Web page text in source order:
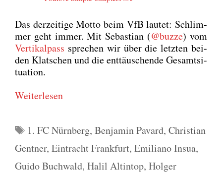
Das der­zei­ti­ge Mot­to beim VfB lau­tet: Schlim­
mer geht immer. Mit Sebas­ti­an (@buzze) vom
Ver­ti­kal­pass spre­chen wir über die letz­ten bei­
den Klat­schen und die ent­täu­schen­de Gesamt­si­
tua­ti­on.
Wei­ter­le­sen
Schlagwörter
1. FC Nürnberg, Benjamin Pavard, Christian
Gentner, Eintracht Frankfurt, Emiliano Insua,
Guido Buchwald, Halil Altintop, Holger